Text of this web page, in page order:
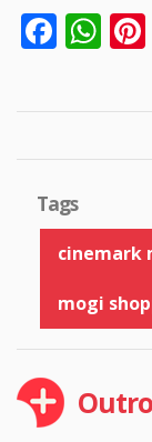
Tags
cinemark
mogi